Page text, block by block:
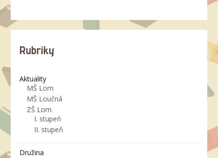
Rubriky
Aktuality
MŠ Lom
MŠ Loučná
ZŠ Lom
I. stupeň
II. stupeň
Družina